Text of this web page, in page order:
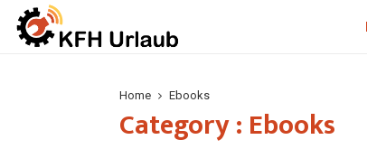
Home Ebooks
Category : Ebooks